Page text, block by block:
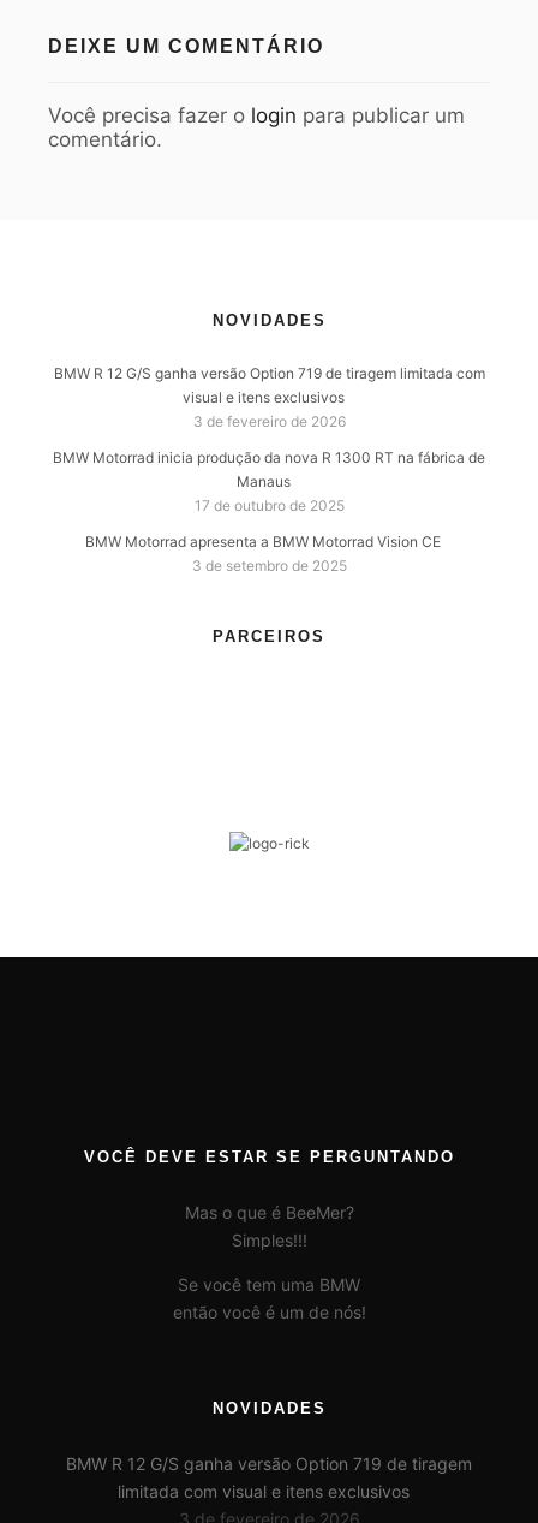
DEIXE UM COMENTÁRIO
Você precisa fazer o login para publicar um
comentário.
NOVIDADES
BMW R 12 G/S ganha versão Option 719 de tiragem limitada com
visual e itens exclusivos
3 de fevereiro de 2026
BMW Motorrad inicia produção da nova R 1300 RT na fábrica de
Manaus
17 de outubro de 2025
BMW Motorrad apresenta a BMW Motorrad Vision CE
3 de setembro de 2025
PARCEIROS
VOCÊ DEVE ESTAR SE PERGUNTANDO
Mas o que é BeeMer?
Simples!!!
Se você tem uma BMW
então você é um de nós!
NOVIDADES
BMW R 12 G/S ganha versão Option 719 de tiragem
limitada com visual e itens exclusivos